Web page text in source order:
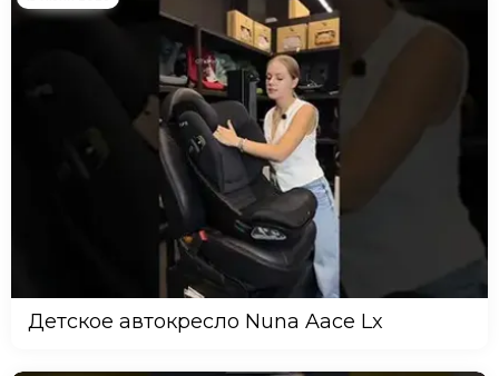
Детское автокресло Nuna Aace Lx